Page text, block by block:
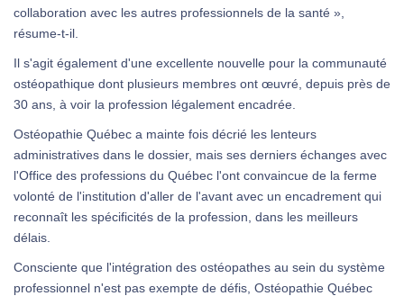
collaboration avec les autres professionnels de la santé »,
résume-t-il.
Il s'agit également d'une excellente nouvelle pour la communauté
ostéopathique dont plusieurs membres ont œuvré, depuis près de
30 ans, à voir la profession légalement encadrée.
Ostéopathie Québec a mainte fois décrié les lenteurs
administratives dans le dossier, mais ses derniers échanges avec
l'Office des professions du Québec l'ont convaincue de la ferme
volonté de l'institution d'aller de l'avant avec un encadrement qui
reconnaît les spécificités de la profession, dans les meilleurs
délais.
Consciente que l'intégration des ostéopathes au sein du système
professionnel n'est pas exempte de défis, Ostéopathie Québec